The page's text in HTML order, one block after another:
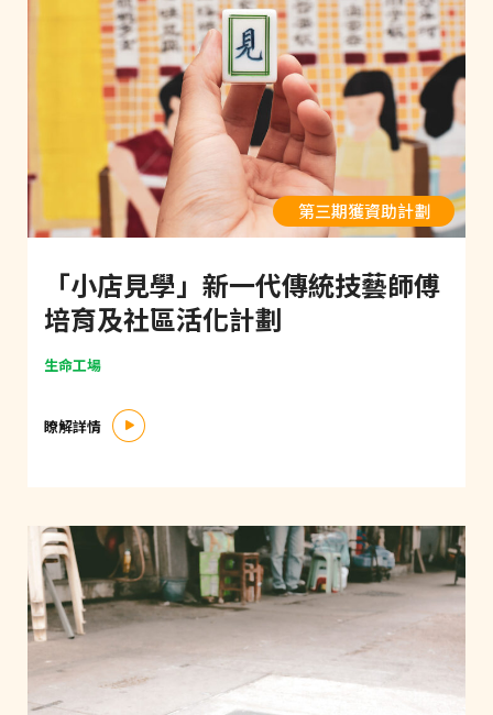
第三期獲資助計劃
「小店見學」新一代傳統技藝師傅
培育及社區活化計劃
生命工場
瞭解詳情